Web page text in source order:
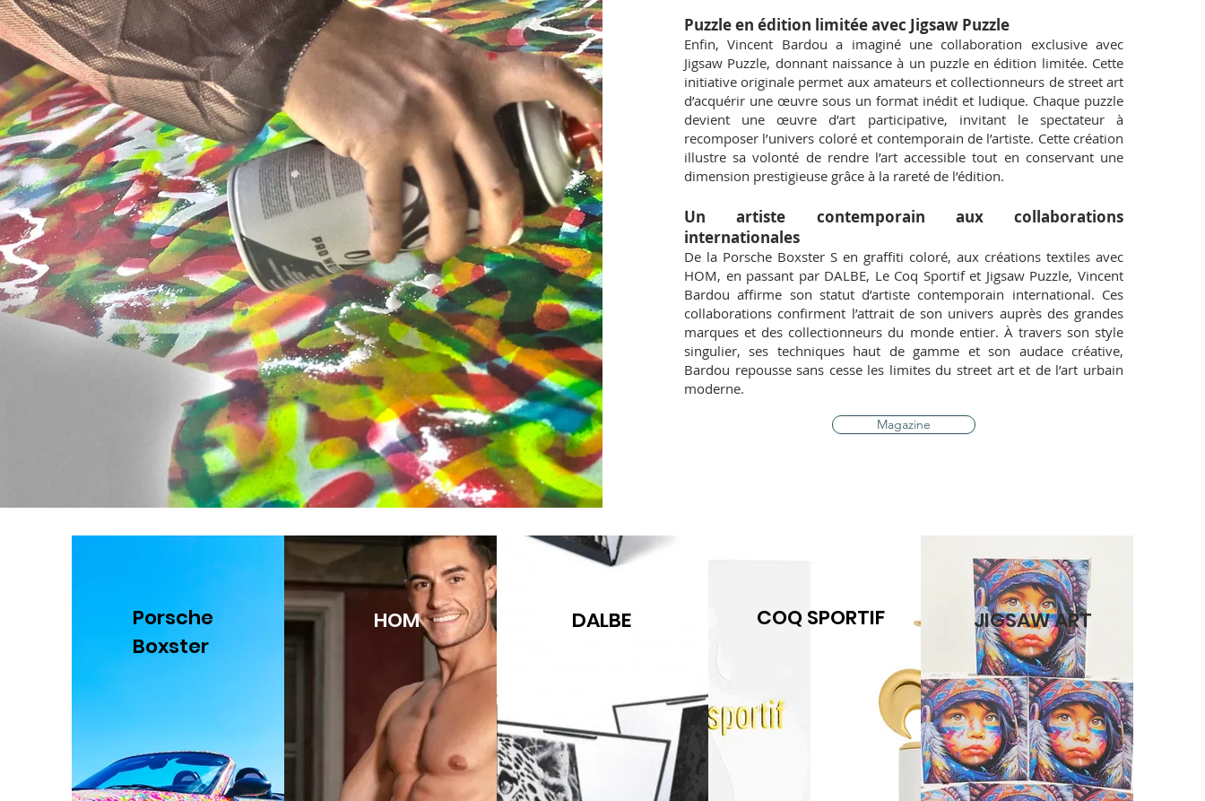
Puzzle en édition limitée avec Jigsaw Puzzle
Enfin, Vincent Bardou a imaginé une collaboration exclusive avec
Jigsaw Puzzle, donnant naissance à un puzzle en édition limitée. Cette
initiative originale permet aux amateurs et collectionneurs de street art
d’acquérir une œuvre sous un format inédit et ludique. Chaque puzzle
devient une œuvre d’art participative, invitant le spectateur à
recomposer l’univers coloré et contemporain de l’artiste. Cette création
illustre sa volonté de rendre l’art accessible tout en conservant une
dimension prestigieuse grâce à la rareté de l’édition.
Un artiste contemporain aux collaborations
internationales
De la Porsche Boxster S en graffiti coloré, aux créations textiles avec
HOM, en passant par DALBE, Le Coq Sportif et Jigsaw Puzzle, Vincent
Bardou affirme son statut d’artiste contemporain international. Ces
collaborations confirment l’attrait de son univers auprès des grandes
marques et des collectionneurs du monde entier. À travers son style
singulier, ses techniques haut de gamme et son audace créative,
Bardou repousse sans cesse les limites du street art et de l’art urbain
moderne.
Magazine
Porsche
Boxster
HOM DALBE COQ SPORTIF JIGSAW ART